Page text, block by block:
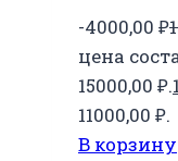
-4000,00 ₽
цена
15000,00 ₽.
11000,00 ₽.
В корзину